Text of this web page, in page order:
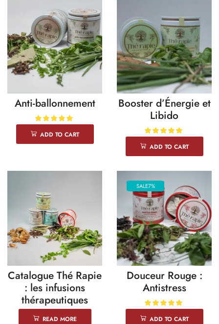
Anti-ballonnement
ADD TO CART
Booster d’Énergie et
Libido
ADD TO CART
Catalogue Thé Rapie
: les infusions
thérapeutiques
READ MORE
SALE7%
Douceur Rouge :
Antistress
ADD TO CART